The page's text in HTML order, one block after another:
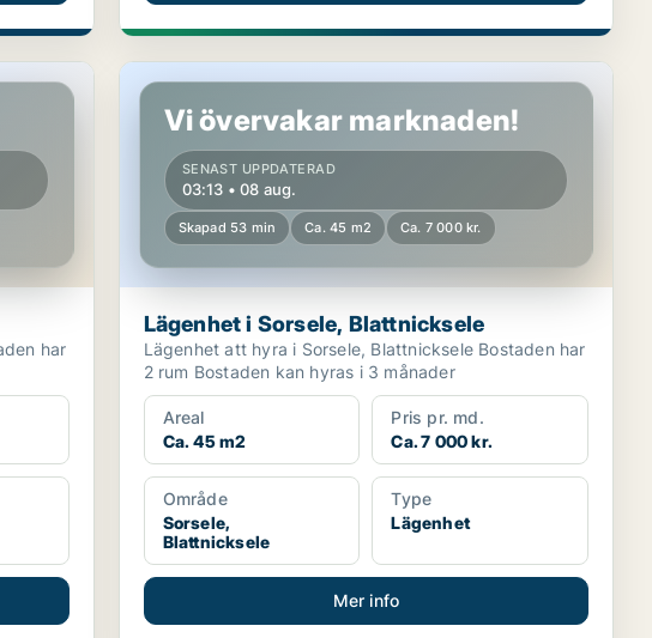
Lägenhet i Sorsele, Blattnicksele
Vi övervakar marknaden!
SENAST UPPDATERAD
03:13 • 08 aug.
Skapad 53 min Ca. 45 m2 Ca. 7 000 kr.
Lägenhet i Sorsele, Blattnicksele
Lägenhet att hyra i Sorsele, Blattnicksele Bostaden har
2 rum Bostaden kan hyras i 3 månader
Areal
Ca. 45 m2
Pris pr. md.
Ca. 7 000 kr.
Område
Sorsele,
Blattnicksele
Type
Lägenhet
Mer info